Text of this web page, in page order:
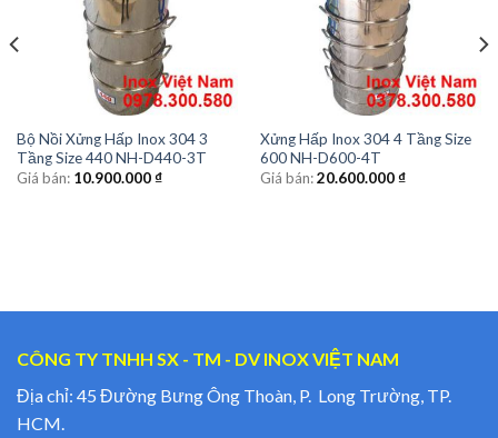
Bộ Nồi Xửng Hấp Inox 304 3
Tầng Size 440 NH-D440-3T
Giá bán: 10.900.000₫
Xửng Hấp Inox 304 4 Tầng Size
600 NH-D600-4T
Giá bán:20.600.000₫
CÔNG TY TNHH SX - TM - DV INOX VIỆT NAM
Địa chỉ: 45 Đường Bưng Ông Thoàn, P. Long Trường, TP.
HCM.